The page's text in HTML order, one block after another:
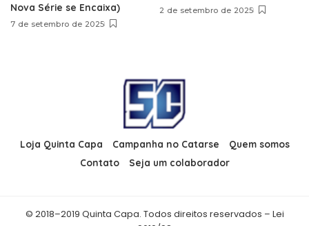
Nova Série se Encaixa)
7 de setembro de 2025
2 de setembro de 2025
Loja Quinta Capa Campanha no Catarse
Quem somos
Contato
Seja um colaborador
© 2018–2019 Quinta Capa. Todos direitos reservados – Lei